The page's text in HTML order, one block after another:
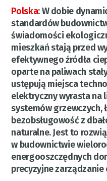
Polska:W dobie
standardów
świadomości
mieszkań stają przed
efektywnego źródła
oparte na paliwach
ustępują miejsca
elektryczny wyrasta na
systemów grzewczych,
bezobsługowość z
naturalne. Jest to
w budownictwie
energooszczędnych
precyzyjne zarządzanie